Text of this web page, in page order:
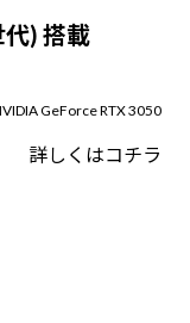
) 搭載
GeForce RTX 3050
詳しくはコチラ